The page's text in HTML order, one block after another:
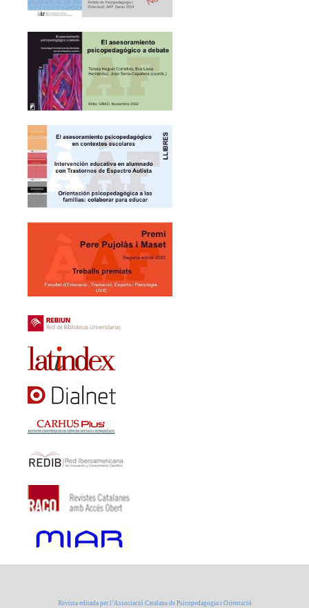
Revista editada per l’Associació Catalana de Psicopedagogia i Orientació